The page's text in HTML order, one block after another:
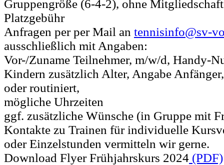
Gruppengröße (6-4-2), ohne
Platzgebühr
Anfragen per per Mail an tennisinfo@sv-
ausschließlich mit Angaben:
Vor-/Zuname Teilnehmer, m/w/d, Handy-
Kindern zusätzlich Alter, Angabe
oder routiniert,
mögliche Uhrzeiten
ggf. zusätzliche Wünsche (in Gruppe mit
Kontakte zu Trainen für individuelle
oder Einzelstunden vermitteln wir gerne.
Download Flyer Frühjahrskurs 2024 (PDF)